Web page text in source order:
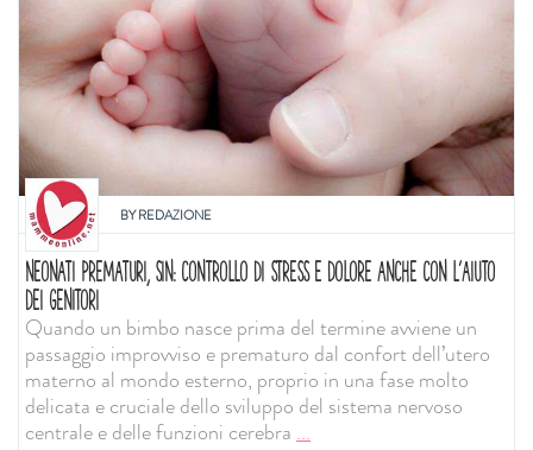
BYREDAZIONE
NEONATI PREMATURI, SIN: CONTROLLO DI STRESS E DOLORE ANCHE CON L'AIUTO
DEI GENITORI
Quando un bimbo nasce prima del termine avviene un
passaggio improvviso e prematuro dal confort dell’utero
materno al mondo esterno, proprio in una fase molto
delicata e cruciale dello sviluppo del sistema nervoso
centrale e delle funzioni cerebra...